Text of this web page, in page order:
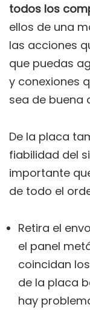
todos los
ellos de una
las acciones
que puedas
y conexiones
sea de buena
De la placa
fiabilidad del
importante
de todo el
Retira el
el panel
coincidan
de la placa
hay